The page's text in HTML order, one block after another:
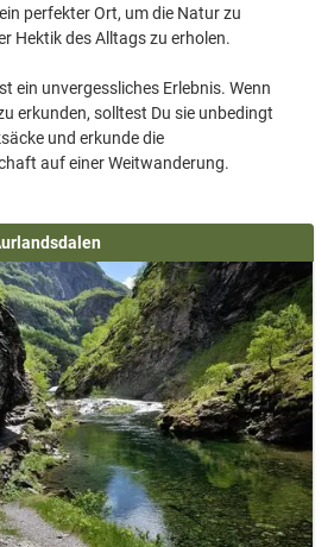
perfekter Ort, um die Natur zu
Hektik des Alltags zu erholen.
ein unvergessliches Erlebnis. Wenn
erkunden, solltest Du sie unbedingt
und erkunde die